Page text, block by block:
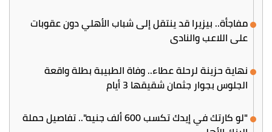
مفاجأة.. بيزيرا قد ينتقل إلى شباب الأهلي دون عقوبات
على اللاعب والنادي
نهاية حزينة لرحلة عطاء.. وفاة الطبيبة بطلة واقعة
الجلوس بجوار جثمان شقيقها 3 أيام
"لو كارتك في إيدك تكسب 600 ألف جنيه".. تفاصيل حملة